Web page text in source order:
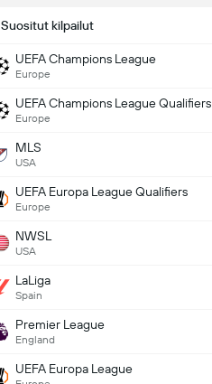
Suositut kilpailut
UEFA Champions League
Europe
UEFA Champions League Qualifiers
Europe
MLS
USA
UEFA Europa League Qualifiers
Europe
NWSL
USA
LaLiga
Spain
Premier League
England
UEFA Europa League